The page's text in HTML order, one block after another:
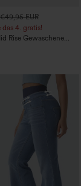
€49,95 EUR
das 4. gratis!
Rise Gewaschene
mit Taschen